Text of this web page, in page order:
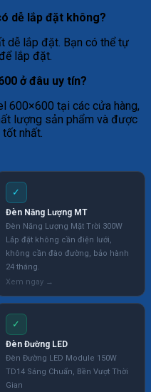
dễ lắp đặt không?
dễ lắp đặt. Bạn có thể tự
lắp đặt.
ở đâu uy tín?
600×600 tại các cửa hàng,
lượng sản phẩm và được
nhất.
✓
Đèn Năng Lượng MT
Đèn Năng Lượng Mặt Trời 300W
Lắp đặt không cần điện lưới,
không cần đào đường, bảo hành
24 tháng.
✓
Đèn Đường LED
Đèn Đường LED Module 150W
TD14 Sáng Chuẩn, Bền Vượt Thời
Gian